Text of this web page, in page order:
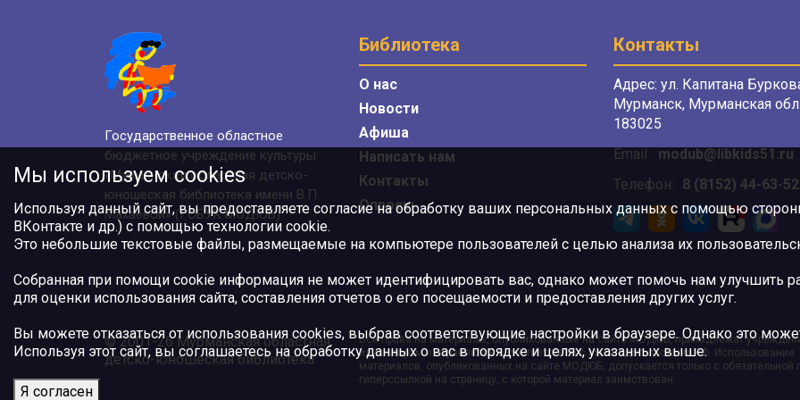
Государственное областное
бюджетное учреждение культуры
«Мурманская областная детско-
юношеская библиотека имени В.П.
Махаевой» (ГОБУК МОДЮБ)
Библиотека
О нас
Новости
Афиша
Написать нам
Контакты
Опросы
Контакты
Адрес: ул. Капитана
Мурманск, Мурманская
183025
Email: modub@libkids51.ru
Телефон: 8 (8152) 44-63-52
© 2001-26 Мурманская областная
детско-юношеская библиотека
Все права на материалы, опубликованные на сайте МОДЮБ, принадлежат
или авторам и охраняются в соответствии с законодательством РФ. Использование
материалов, опубликованных на сайте МОДЮБ, допускается только с обязательной
гиперссылкой на страницу, с которой материал заимствован.
Мы используем cookies
Используя данный сайт, вы предоставляете согласие на обработку ваших персональных данных с помощью
ВКонтакте и др.) с помощью технологии cookie.
Это небольшие текстовые файлы, размещаемые на компьютере пользователей с целью анализа их
Собранная при помощи cookie информация не может идентифицировать вас, однако может помочь нам улучшить
для оценки использования сайта, составления отчетов о его посещаемости и предоставления других услуг.
Вы можете отказаться от использования cookies, выбрав соответствующие настройки в браузере. Однако это
Используя этот сайт, вы соглашаетесь на обработку данных о вас в порядке и целях, указанных выше.
Я согласен